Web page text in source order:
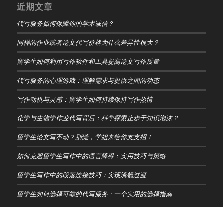
近期文章
代写服务如何保障你的学术诚信？
同样的作业或者论文代写价格为什么差异性很大？
留学生如何利用写作软件和工具提高论文写作质量
代写服务的心理游戏：理解需求与提供之间的动态
写作动机与灵感：留学生如何持续保持写作热情
化学与生物学作业代写背后：科学探索止步于知识泡沫？
留学生论文写不动？别慌，学姐来给你支支招！
如何克服留学生写作中的语言障碍：实用技巧与策略
留学生写作中的段落连接技巧：实现流畅过渡
留学生如何选择可靠的代写服务：一个实用的选择指南